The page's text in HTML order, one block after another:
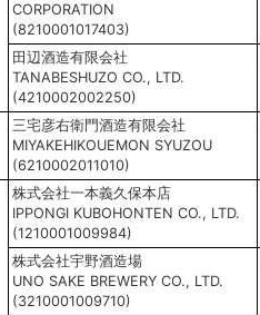
CORPORATION
(8210001017403)
田辺酒造有限会社
TANABESHUZO CO., LTD.
(4210002002250)
三宅彦右衛門酒造有限会社
MIYAKEHIKOUEMON SYUZOU
(6210002011010)
株式会社一本義久保本店
IPPONGI KUBOHONTEN CO., LTD.
(1210001009984)
株式会社宇野酒造場
UNO SAKE BREWERY CO., LTD.
(3210001009710)